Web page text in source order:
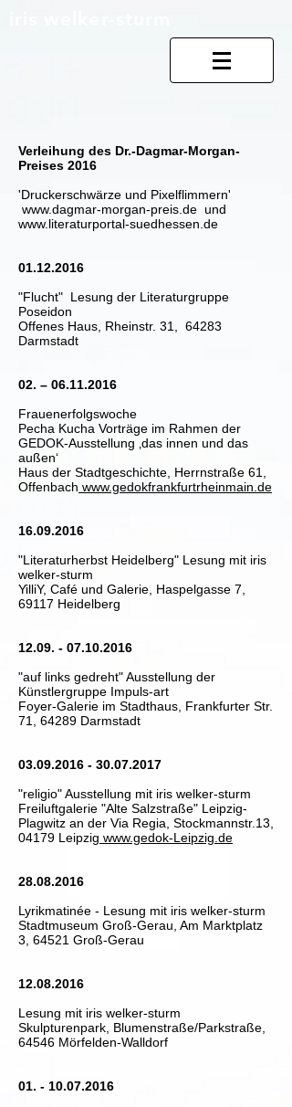
Verleihung des Dr.-Dagmar-Morgan-
Preises 2016
'Druckerschwärze und Pixelflimmern'
www.dagmar-morgan-preis.de und
www.literaturportal-suedhessen.de
01.12.2016
"Flucht" Lesung der Literaturgruppe
Poseidon
Offenes Haus, Rheinstr. 31, 64283
Darmstadt
02. – 06.11.2016
Frauenerfolgswoche
Pecha Kucha Vorträge im Rahmen der
GEDOK-Ausstellung ‚das innen und das
außen‘
Haus der Stadtgeschichte, Herrnstraße 61,
Offenbach www.gedokfrankfurtrheinmain.de
16.09.2016
"Literaturherbst Heidelberg" Lesung mit iris
welker-sturm
YilliY, Café und Galerie, Haspelgasse 7,
69117 Heidelberg
12.09. - 07.10.2016
"auf links gedreht" Ausstellung der
Künstlergruppe Impuls-art
Foyer-Galerie im Stadthaus, Frankfurter Str.
71, 64289 Darmstadt
03.09.2016 - 30.07.2017
"religio" Ausstellung mit iris welker-sturm
Freiluftgalerie "Alte Salzstraße" Leipzig-
Plagwitz an der Via Regia , Stockmannstr.13,
04179 Leipzig www.gedok-Leipzig.de
28.08.2016
Lyrikmatinée - Lesung mit iris welker-sturm
Stadtmuseum Groß-Gerau, Am Marktplatz
3, 64521 Groß-Gerau
12.08.2016
Lesung mit iris welker-sturm
Skulpturenpark, Blumenstraße/Parkstraße,
64546 Mörfelden-Walldorf
01. - 10.07.2016